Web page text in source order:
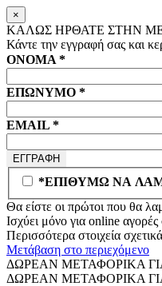
×
ΚΑΛΩΣ ΗΡΘΑΤΕ ΣΤΗΝ
Κάντε την εγγραφή σας και
ΟΝΟΜΑ *
ΕΠΩΝΥΜΟ *
EMAIL *
*ΕΠΙΘΥΜΩ ΝΑ
Θα είστε οι πρώτοι που θα
Ισχύει μόνο για online αγορές
Περισσότερα στοιχεία
Μετάβαση στο περιεχόμενο
ΔΩΡΕΑΝ ΜΕΤΑΦΟΡΙΚΑ
ΔΩΡΕΑΝ ΜΕΤΑΦΟΡΙΚΑ